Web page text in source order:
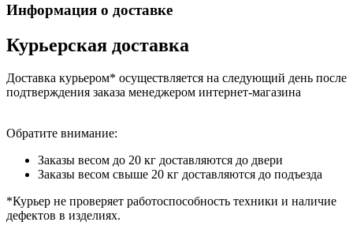
Информация о доставке
Курьерская доставка
Доставка курьером* осуществляется на следующий день после
подтверждения заказа менеджером интернет-магазина
Обратите внимание:
Заказы весом до 20 кг доставляются до двери
Заказы весом свыше 20 кг доставляются до подъезда
*Курьер не проверяет работоспособность техники и наличие
дефектов в изделиях.